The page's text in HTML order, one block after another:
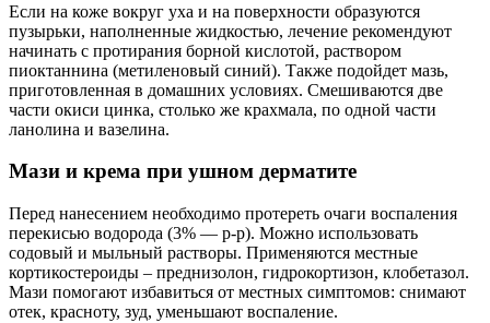
Если на коже вокруг уха и на поверхности образуются
пузырьки, наполненные жидкостью, лечение рекомендуют
начинать с протирания борной кислотой, раствором
пиоктаннина (метиленовый синий). Также подойдет мазь,
приготовленная в домашних условиях. Смешиваются две
части окиси цинка, столько же крахмала, по одной части
ланолина и вазелина.
Мази и крема при ушном дерматите
Перед нанесением необходимо протереть очаги воспаления
перекисью водорода (3% — р-р). Можно использовать
содовый и мыльный растворы. Применяются местные
кортикостероиды – преднизолон, гидрокортизон, клобетазол.
Мази помогают избавиться от местных симптомов: снимают
отек, красноту, зуд, уменьшают воспаление.